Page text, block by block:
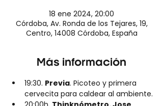
18 ene 2024, 20:00
Córdoba, Av. Ronda de los Tejares, 19,
Centro, 14008 Córdoba, España
Más información
19:30. Previa. Picoteo y primera
cervecita para caldear al ambiente.